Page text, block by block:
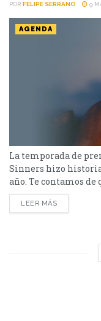
POR FELIPE SERRANO 9
AGENDA
La temporada de
Sinners hizo
año. Te contamos
por Ryan Coogler,
más nominaciones
LEER MÁS